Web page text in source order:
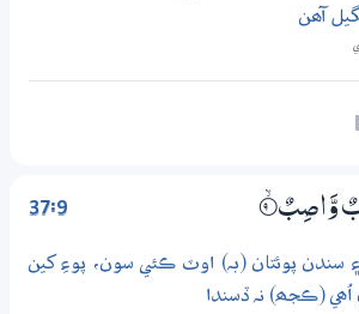
آھن
37:9 وَّاصِبٌ 9‏۝ۙ
سندن پوئتان (بہ) اوٽ ڪئي سون، پوءِ کين
(ڪجھ) نہ ڏسندا